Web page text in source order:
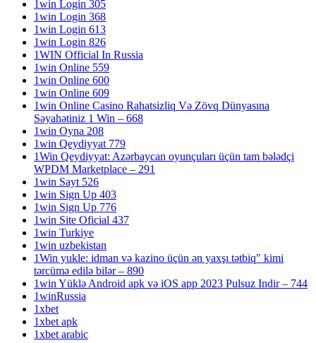
1win Login 305
1win Login 368
1win Login 613
1win Login 826
1WIN Official In Russia
1win Online 559
1win Online 600
1win Online 609
1win Online Casino Rahatsizliq Və Zövq Dünyasına
Səyahətiniz 1 Win – 668
1win Oyna 208
1win Qeydiyyat 779
1Win Qeydiyyat: Azərbaycan oyunçuları üçün tam bələdçi
WPDM Marketplace – 291
1win Sayt 526
1win Sign Up 403
1win Sign Up 776
1win Site Oficial 437
1win Turkiye
1win uzbekistan
1Win yukle: idman və kazino üçün ən yaxşı tətbiq" kimi
tərcümə edilə bilər – 890
1win Yüklə Android apk və iOS app 2023 Pulsuz Indir – 744
1winRussia
1xbet
1xbet apk
1xbet arabic